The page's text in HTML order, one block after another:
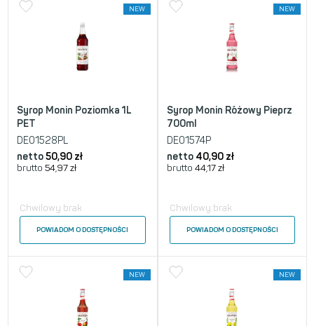
NEW
Syrop Monin Poziomka 1L
PET
DE01528PL
netto50,90 zł
brutto 54,97 zł
Chwilowy brak
POWIADOM O DOSTĘPNOŚCI
NEW
Syrop Monin Różowy Pieprz
700ml
DE01574P
netto 40,90 zł
brutto 44,17 zł
Chwilowy brak
POWIADOM O DOSTĘPNOŚCI
NEW NEW